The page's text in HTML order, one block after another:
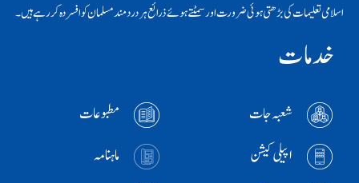
اسلامی تعلیمات کی بڑھتی ہوئی ضرورت اور سمٹتے ہوئے ذرائع ہر دردمند مسلمان کو افسردہ کر رہے ہیں۔
خدمات
شعبہ جات
مطبوعات
اپیلی کیشن
ماہنامہ